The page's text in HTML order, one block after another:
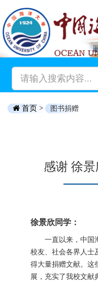
首页 > 图书捐赠
感谢 徐
徐景欣同学：
一直以来，中国
校友、社会各界人士
得大量捐赠文献。这
展，充实了我校文献